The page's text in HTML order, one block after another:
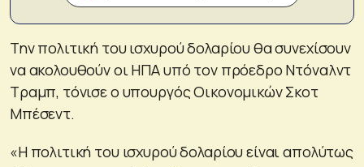
Την πολιτική του ισχυρού δολαρίου θα συνεχίσουν
να ακολουθούν οι ΗΠΑ υπό τον πρόεδρο Ντόναλντ
Τραμπ, τόνισε ο υπουργός Οικονομικών Σκοτ
Μπέσεντ.
«Η πολιτική του ισχυρού δολαρίου είναι απολύτως